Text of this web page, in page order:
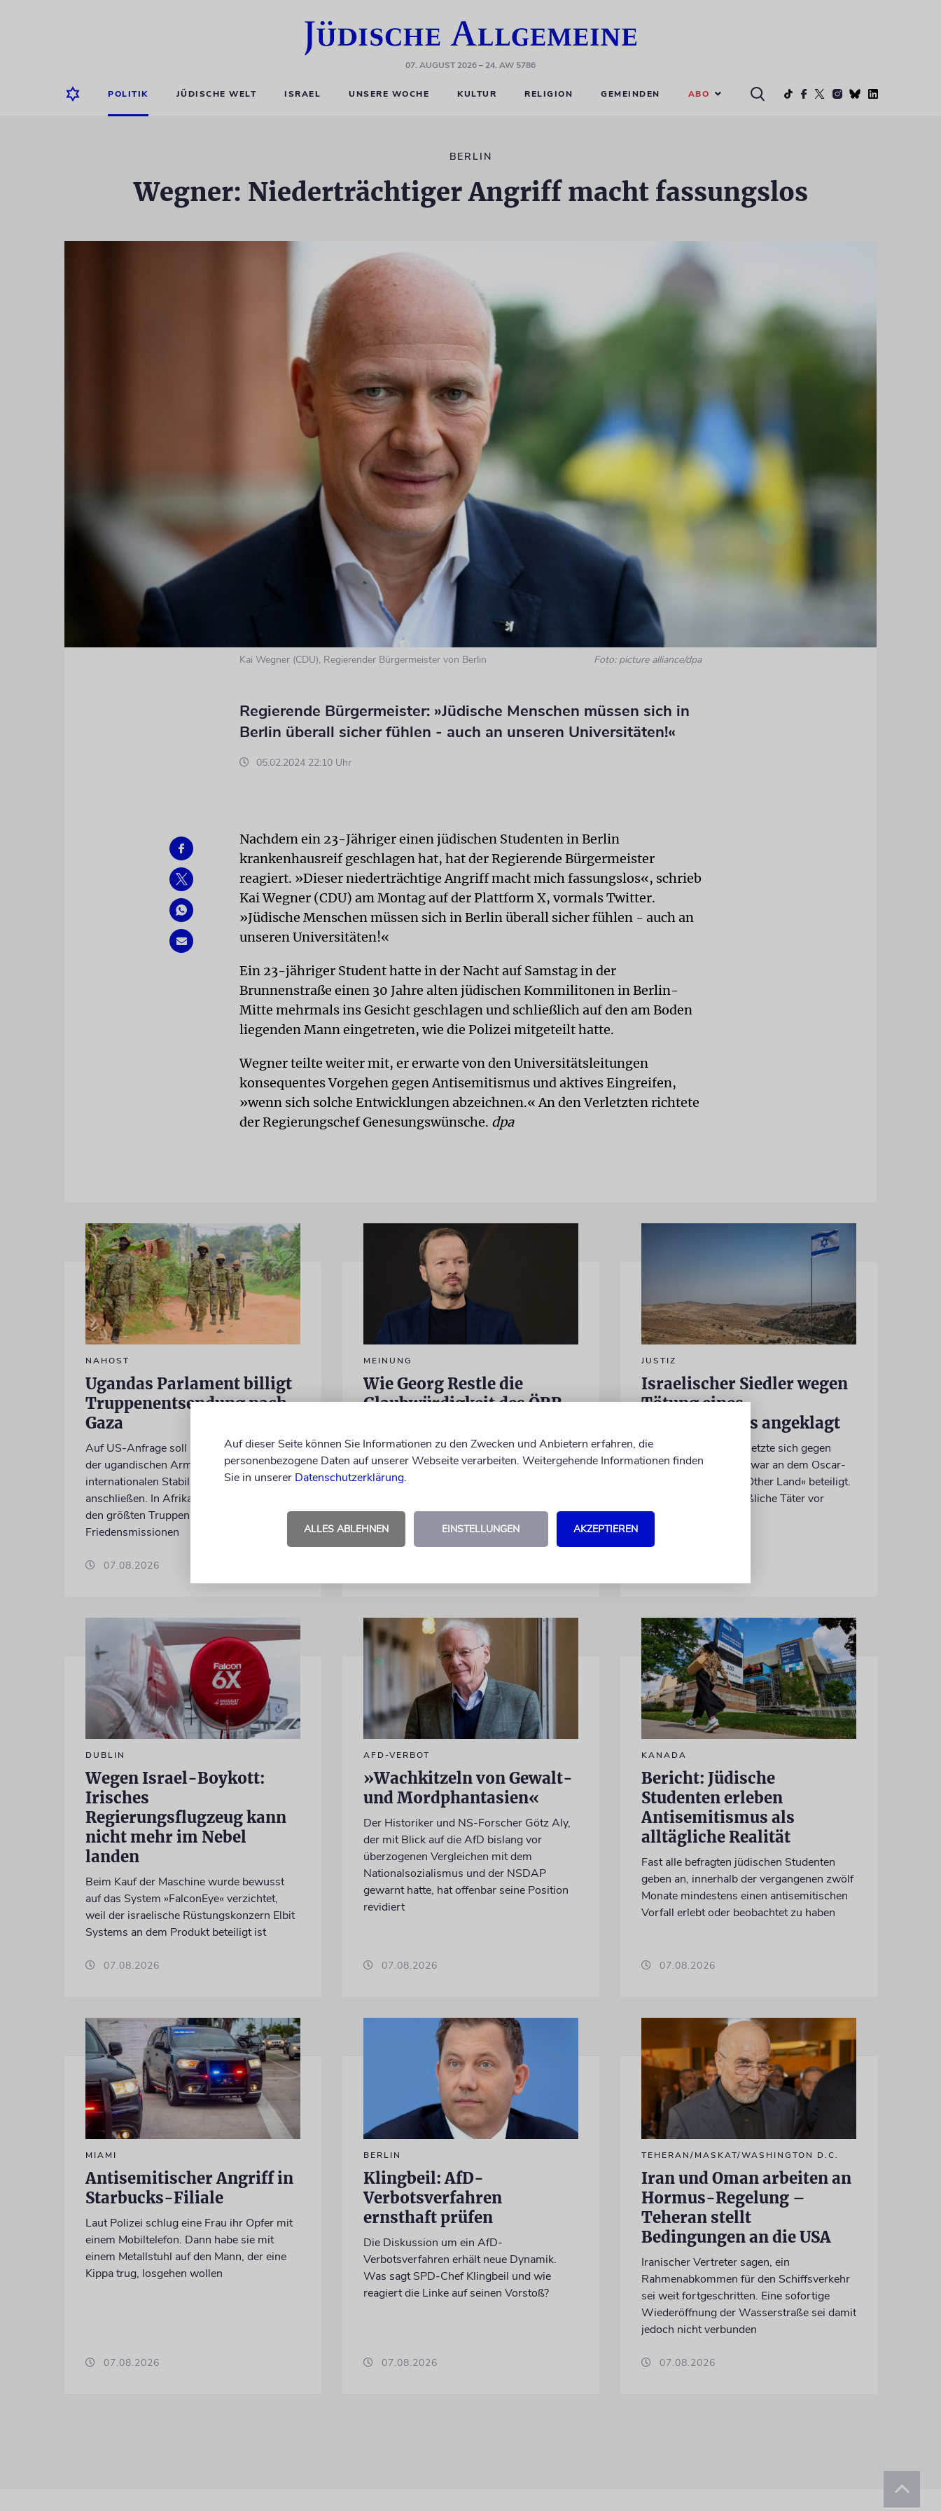
07. AUGUST 2026– 24. AW 5786
POLITIK JÜDISCHE WELT ISRAEL UNSERE WOCHE KULTUR RELIGION GEMEINDEN ABO
BERLIN
Wegner: Niederträchtiger Angriff macht fassungslos
Kai Wegner (CDU), Regierender Bürgermeister von Berlin Foto: picture alliance/dpa
Regierende Bürgermeister: »Jüdische Menschen müssen sich in
Berlin überall sicher fühlen - auch an unseren Universitäten!«
05.02.2024 22:10 Uhr
Nachdem ein 23-Jähriger einen jüdischen Studenten in Berlin
krankenhausreif geschlagen hat, hat der Regierende Bürgermeister
reagiert. »Dieser niederträchtige Angriff macht mich fassungslos«, schrieb
Kai Wegner (CDU) am Montag auf der Plattform X, vormals Twitter.
»Jüdische Menschen müssen sich in Berlin überall sicher fühlen - auch an
unseren Universitäten!«
Ein 23-jähriger Student hatte in der Nacht auf Samstag in der
Brunnenstraße einen 30 Jahre alten jüdischen Kom­mi­li­to­nen in Berlin-
Mitte mehrmals ins Gesicht geschlagen und schließlich auf den am Boden
liegenden Mann eingetreten, wie die Polizei mitgeteilt hatte.
Wegner teilte weiter mit, er erwarte von den Universitätsleitungen
konsequentes Vorgehen gegen Antisemitismus und aktives Eingreifen,
»wenn sich solche Entwicklungen abzeichnen.« An den Verletzten richtete
der Regierungschef Genesungswünsche. dpa
NAHOST
Ugandas Parlament billigt
Truppenentsendung nach
Gaza
Auf US-Anfrage soll sich ein Kontingent
der ugandischen Armee der geplanten
internationalen Stabilisierungstruppe
anschließen. In Afrika zählt das Land zu
den größten Truppenstellern für
Friedensmissionen
07.08.2026
MEINUNG
Wie Georg Restle die
Glaubwürdigkeit des ÖRR
Nach dem X-Post des Journalisten hat sich
Felix Schotland, Vorstand der Synagogen-
Gemeinde Köln, an WDR-
gewandt. Wir dokumentieren das
Schreiben im Wortlaut
JUSTIZ
Israelischer Siedler wegen
Tötung eines
Palästinensers angeklagt
Der getötete Aktivist setzte sich gegen
Siedlergewalt ein und war an dem Oscar-
prämierten Film »No Other Land« beteiligt.
Jetzt steht der mutmaßliche Täter vor
Gericht
DUBLIN
Wegen Israel-Boykott:
Irisches
Regierungsflugzeug kann
nicht mehr im Nebel
landen
Beim Kauf der Maschine wurde bewusst
auf das System »FalconEye« verzichtet,
weil der israelische Rüstungskonzern Elbit
Systems an dem Produkt beteiligt ist
07.08.2026
AFD-VERBOT
»Wachkitzeln von Gewalt-
und Mordphantasien«
Der Historiker und NS-Forscher Götz Aly,
der mit Blick auf die AfD bislang vor
überzogenen Vergleichen mit dem
Nationalsozialismus und der NSDAP
gewarnt hatte, hat offenbar seine Position
revidiert
07.08.2026
KANADA
Bericht: Jüdische
Studenten erleben
Antisemitismus als
alltägliche Realität
Fast alle befragten jüdischen Studenten
geben an, innerhalb der vergangenen zwölf
Monate mindestens einen antisemitischen
Vorfall erlebt oder beobachtet zu haben
07.08.2026
MIAMI
Antisemitischer Angriff in
Starbucks-Filiale
Laut Polizei schlug eine Frau ihr Opfer mit
einem Mobiltelefon. Dann habe sie mit
einem Metallstuhl auf den Mann, der eine
Kippa trug, losgehen wollen
07.08.2026
BERLIN
Klingbeil: AfD-
Verbotsverfahren
ernsthaft prüfen
Die Diskussion um ein AfD-
Verbotsverfahren erhält neue Dynamik.
Was sagt SPD-Chef Klingbeil und wie
reagiert die Linke auf seinen Vorstoß?
07.08.2026
TEHERAN/MASKAT/WASHINGTON D.C.
Iran und Oman arbeiten an
Hormus-Regelung –
Teheran stellt
Bedingungen an die USA
Iranischer Vertreter sagen, ein
Rahmenabkommen für den Schiffsverkehr
sei weit fortgeschritten. Eine sofortige
Wiederöffnung der Wasserstraße sei damit
jedoch nicht verbunden
07.08.2026
Auf dieser Seite können Sie Informationen zu den Zwecken und Anbietern erfahren, die
personenbezogene Daten auf unserer Webseite verarbeiten. Weitergehende Informationen finden
Sie in unserer Datenschutzerklärung.
ALLES ABLEHNEN EINSTELLUNGEN AKZEPTIEREN